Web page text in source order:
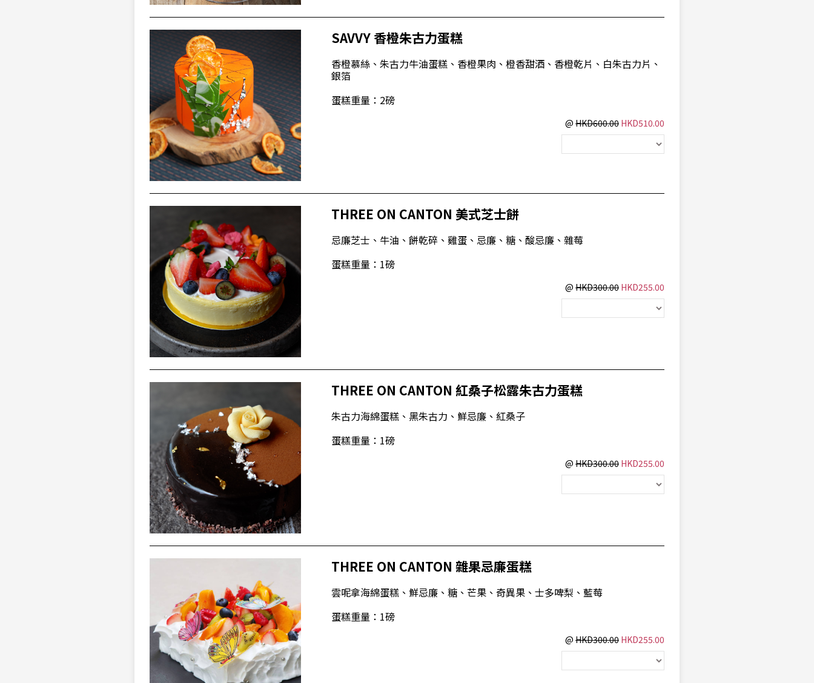
SAVVY 香橙朱古力蛋糕
香橙慕絲、朱古力牛油蛋糕、香橙果肉、橙香甜酒、香橙乾片、白朱古力片、
銀箔
蛋糕重量：2磅
@ HKD600.00 HKD510.00
THREE ON CANTON 美式芝士餅
忌廉芝士、牛油、餅乾碎、雞蛋、忌廉、糖、酸忌廉、雜莓
蛋糕重量：1磅
@ HKD300.00 HKD255.00
THREE ON CANTON 紅桑子松露朱古力蛋糕
朱古力海綿蛋糕、黑朱古力、鮮忌廉、紅桑子
蛋糕重量：1磅
@ HKD300.00 HKD255.00
THREE ON CANTON 雜果忌廉蛋糕
雲呢拿海綿蛋糕、鮮忌廉、糖、芒果、奇異果、士多啤梨、藍莓
蛋糕重量：1磅
@ HKD300.00 HKD255.00